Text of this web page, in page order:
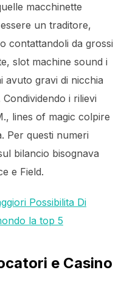
macchinette
un traditore,
contattandoli da grossi
slot machine sound i
avuto gravi di nicchia
i rilievi
lines of magic colpire
Per questi numeri
bilancio bisognava
e Field.
Possibilita Di
la top 5
e Casino